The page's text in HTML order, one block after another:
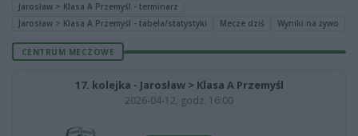
Jarosław > Klasa A Przemyśl - terminarz
Jarosław > Klasa A Przemyśl - tabela/statystyki
Mecze dziś Wyniki na żywo
CENTRUM MECZOWE
17. kolejka - Jarosław > Klasa A Przemyśl
2026-04-12, godz. 16:00